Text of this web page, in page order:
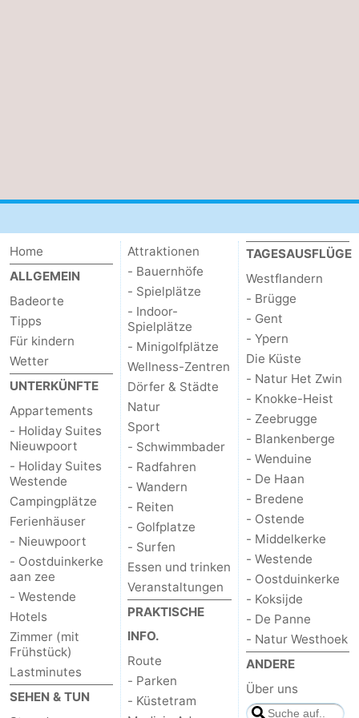
Home
ALLGEMEIN
Badeorte
Tipps
Für kindern
Wetter
UNTERKÜNFTE
Appartements
- Holiday Suites
Nieuwpoort
- Holiday Suites
Westende
Campingplätze
Ferienhäuser
- Nieuwpoort
- Oostduinkerke
aan zee
- Westende
Hotels
Zimmer (mit
Frühstück)
Lastminutes
SEHEN & TUN
Attraktionen
- Bauernhöfe
- Spielplätze
- Indoor-
Spielplätze
- Minigolfplätze
Wellness-Zentren
Dörfer & Städte
Natur
Sport
- Schwimmbader
- Radfahren
- Wandern
- Reiten
- Golfplatze
- Surfen
Essen und trinken
Veranstaltungen
PRAKTISCHE
INFO.
Route
- Parken
- Küstetram
TAGESAUSFLÜGE
Westflandern
- Brügge
- Gent
- Ypern
Die Küste
- Natur Het Zwin
- Knokke-Heist
- Zeebrugge
- Blankenberge
- Wenduine
- De Haan
- Bredene
- Ostende
- Middelkerke
- Westende
- Oostduinkerke
- Koksijde
- De Panne
- Natur Westhoek
ANDERE
Über uns